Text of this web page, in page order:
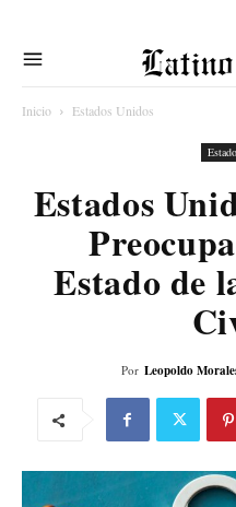
Inicio Estados Unidos
Estados
Estado de
Por Leopoldo